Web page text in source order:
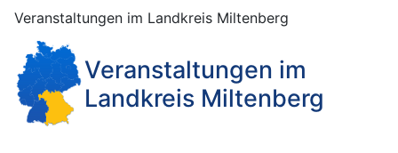
Veranstaltungen im Landkreis Miltenberg
Veranstaltungen im
Landkreis Miltenberg